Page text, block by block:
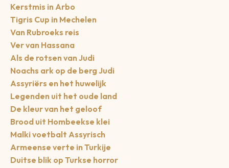
Kerstmis in Arbo
Tigris Cup in Mechelen
Van Rubroeks reis
Ver van Hassana
Als de rotsen van Judi
Noachs ark op de berg Judi
Assyriërs en het huwelijk
Legenden uit het oude land
De kleur van het geloof
Brood uit Hombeekse klei
Malki voetbalt Assyrisch
Armeense verte in Turkije
Duitse blik op Turkse horror